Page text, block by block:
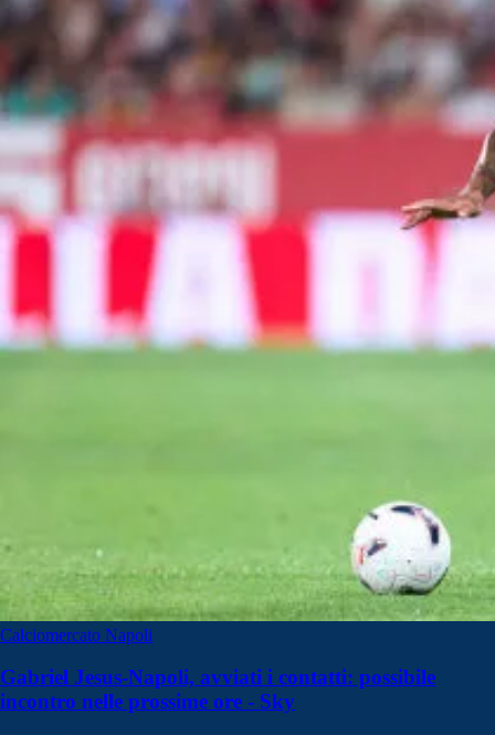
Calciomercato Napoli
Gabriel Jesus-Napoli, avviati i contatti: possibile
incontro nelle prossime ore - Sky